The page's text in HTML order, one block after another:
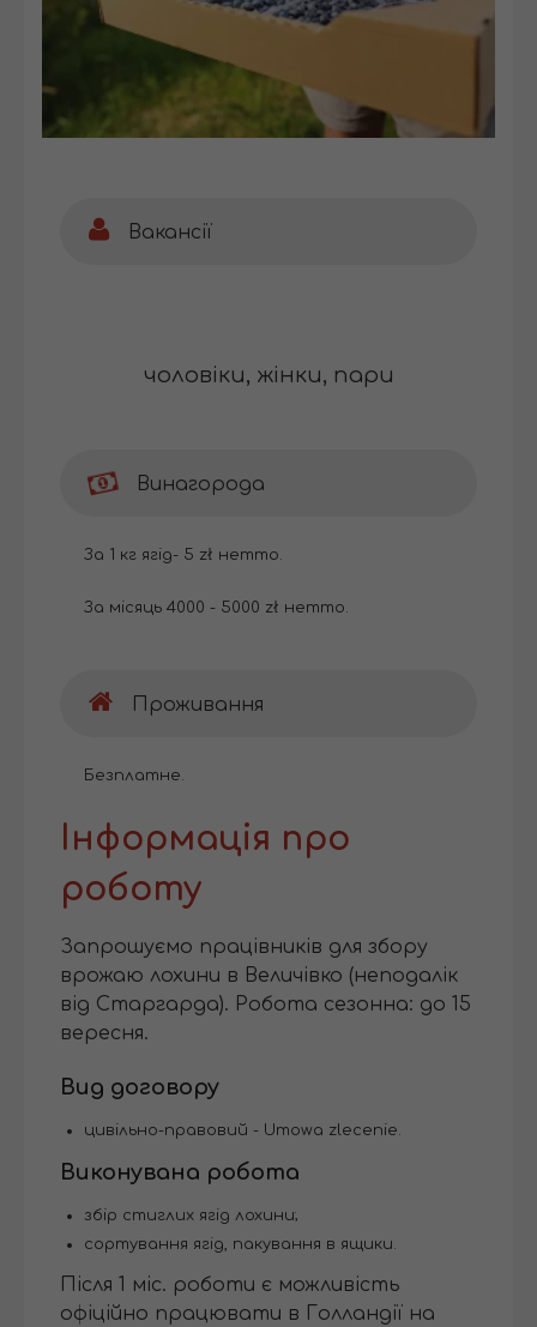
Вакансії
чоловіки, жінки, пари
Винагорода
За 1 кг ягід- 5 zł нетто.
За місяць 4000 - 5000 zł нетто.
Проживання
Безплатне.
Інформація про
роботу
Запрошуємо працівників для збору
врожаю лохини в Величівко (неподалік
від Старгарда). Робота сезонна: до 15
вересня.
Вид договору
цивільно-правовий - Umowa zlecenie.
Виконувана робота
збір стиглих ягід лохини;
сортування ягід, пакування в ящики.
Після 1 міс. роботи є можливість
офіційно працювати в Голландії на